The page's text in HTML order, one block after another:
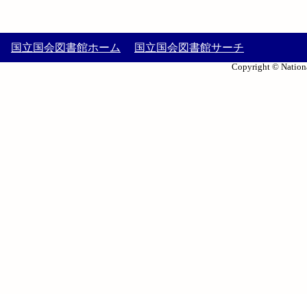
国立国会図書館ホーム 国立国会図書館サーチ
Copyright ©